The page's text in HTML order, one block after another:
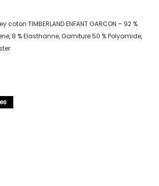
coton TIMBERLAND ENFANT GARCON – 92 %
8 % Elasthanne, Garniture 50 % Polyamide,